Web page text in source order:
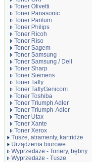
Toner Olivetti
Toner Panasonic
Toner Pantum
Toner Philips
Toner Ricoh
Toner Riso
Toner Sagem
Toner Samsung
Toner Samsung / Dell
Toner Sharp
Toner Siemens
Toner Tally
Toner TallyGenicom
Toner Toshiba
Toner Triumph Adler
Toner Triumph-Adler
Toner Utax
Toner Xante
Toner Xerox
Tusze, atramenty, kartridże
Urządzenia biurowe
Wyprzedaże - Tonery, bębny
Wyprzedaże - Tusze